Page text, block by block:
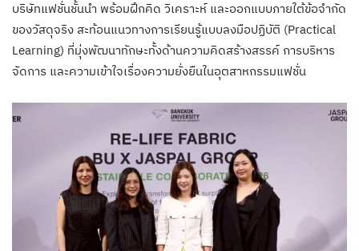
บริษัทแฟชั่นชั้นนำ พร้อมฝึกคิด วิเคราะห์ และออกแบบภายใต้ข้อจำกัด
ของวัสดุจริง สะท้อนแนวทางการเรียนรู้แบบลงมือปฏิบัติ (Practical
Learning) ที่มุ่งพัฒนาทักษะทั้งด้านความคิดสร้างสรรค์ การบริหาร
จัดการ และความเข้าใจเรื่องความยั่งยืนในอุตสาหกรรมแฟชั่น